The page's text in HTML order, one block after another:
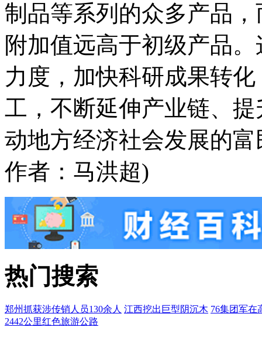
制品等系列的众多产品
附加值远高于初级产品
力度，加快科研成果转
工，不断延伸产业链、
动地方经济社会发展的
作者：马洪超)
热门搜索
郑州抓获涉传销人员130余人 江西挖出巨型阴沉木 76集团军在
2442公里红色旅游公路